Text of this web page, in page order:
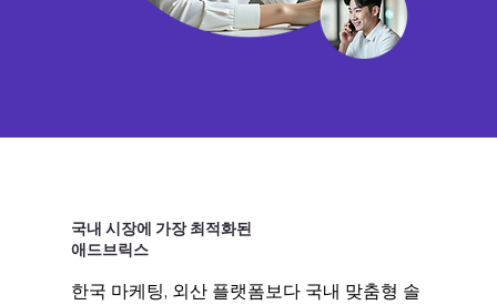
국내 시장에 가장 최적화된
​애드브릭스
한국 마케팅, 외산 플랫폼보다 국내 맞춤형 솔